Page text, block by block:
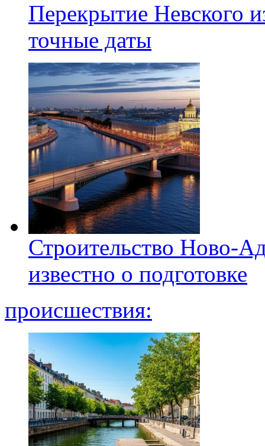
Перекрытие Невского
точные даты
Строительство Ново-
известно о подготовке
происшествия: